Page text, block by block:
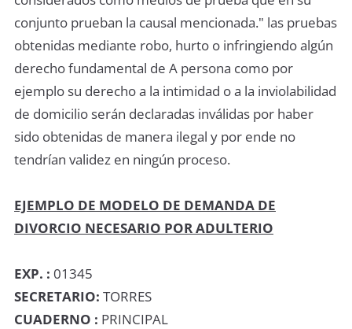
conjunto prueban la causal mencionada." las pruebas
obtenidas mediante robo, hurto o infringiendo algún
derecho fundamental de A persona como por
ejemplo su derecho a la intimidad o a la inviolabilidad
de domicilio serán declaradas inválidas por haber
sido obtenidas de manera ilegal y por ende no
tendrían validez en ningún proceso.
EJEMPLO DE MODELO DE DEMANDA DE
DIVORCIO NECESARIO POR ADULTERIO
EXP. : 01345
SECRETARIO: TORRES
CUADERNO : PRINCIPAL